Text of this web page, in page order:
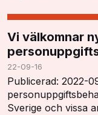
Vi välkomnar
22-09-16
Publicerad: 2022-
Sverige och vissa